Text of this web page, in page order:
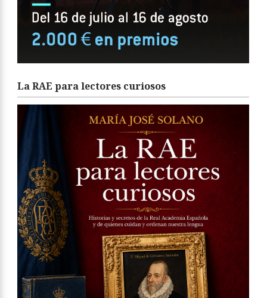
La RAE para lectores curiosos